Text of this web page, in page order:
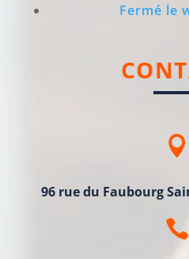
Fermé le

96 rue du Faubourg
